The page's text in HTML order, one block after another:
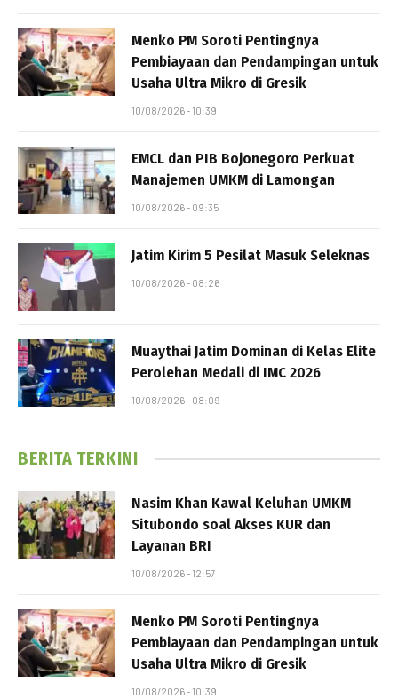
Menko PM Soroti Pentingnya
Pembiayaan dan Pendampingan untuk
Usaha Ultra Mikro di Gresik
10/08/2026 - 10:39
EMCL dan PIB Bojonegoro Perkuat
Manajemen UMKM di Lamongan
10/08/2026 - 09:35
Jatim Kirim 5 Pesilat Masuk Seleknas
10/08/2026 - 08:26
Muaythai Jatim Dominan di Kelas Elite
Perolehan Medali di IMC 2026
10/08/2026 - 08:09
BERITA TERKINI
Nasim Khan Kawal Keluhan UMKM
Situbondo soal Akses KUR dan
Layanan BRI
10/08/2026 - 12:57
Menko PM Soroti Pentingnya
Pembiayaan dan Pendampingan untuk
Usaha Ultra Mikro di Gresik
10/08/2026 - 10:39